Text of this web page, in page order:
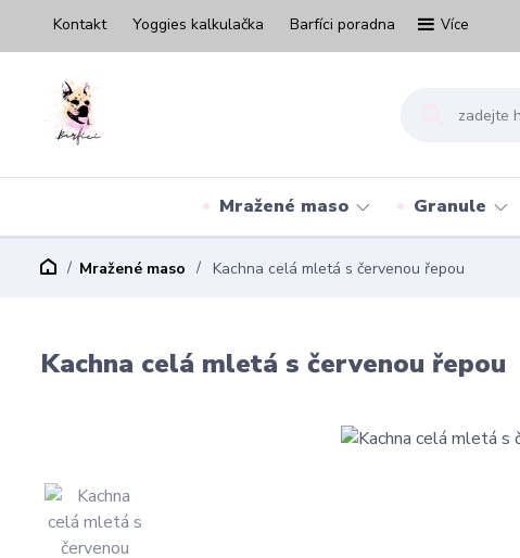
Kontakt Yoggies kalkulačka Barfíci poradna Více
Mražené maso Granule
Mražené maso Kachna celá mletá s červenou řepou
Kachna celá mletá s červenou řepou